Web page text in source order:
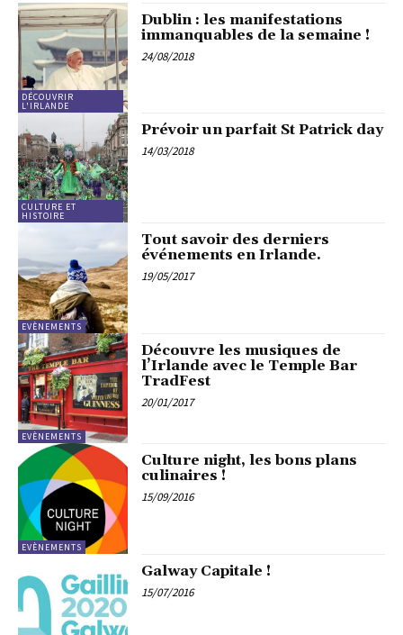
DÉCOUVRIR
L'IRLANDE
Dublin : les manifestations
immanquables de la semaine !
24/08/2018
CULTURE ET
HISTOIRE
Prévoir un parfait St Patrick day
14/03/2018
EVÈNEMENTS
Tout savoir des derniers
événements en Irlande.
19/05/2017
EVÈNEMENTS
Découvre les musiques de
l’Irlande avec le Temple Bar
TradFest
20/01/2017
EVÈNEMENTS
Culture night, les bons plans
culinaires !
15/09/2016
Galway Capitale !
15/07/2016